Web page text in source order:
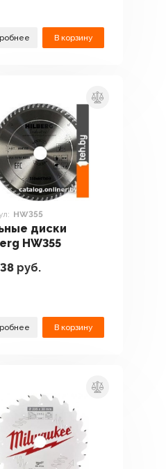
В корзину
HW355
диски
HW355
руб.
В корзину